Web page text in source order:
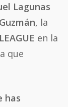
Lagunas
, la
en la
que
has